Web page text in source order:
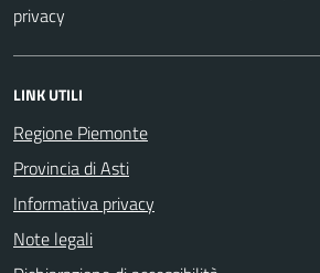
privacy
LINK UTILI
Regione Piemonte
Provincia di Asti
Informativa privacy
Note legali